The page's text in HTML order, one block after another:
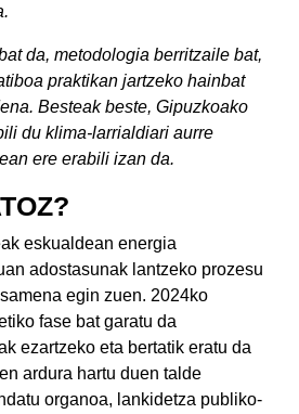
da, metodologia berritzaile bat,
praktikan jartzeko hainbat
Besteak beste, Gipuzkoako
du klima-larrialdiari aurre
ere erabili izan da.
eskualdean energia
adostasunak lantzeko prozesu
egin zuen. 2024ko
fase bat garatu da
ezartzeko eta bertatik eratu da
ardura hartu duen talde
organoa, lankidetza publiko-